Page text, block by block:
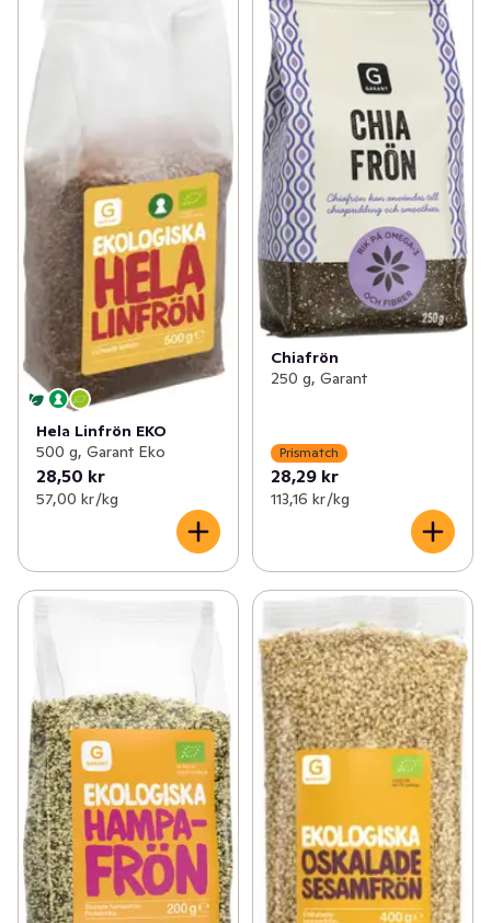
Hela Linfrön EKO
500 g, Garant Eko
28,50 kr
57,00 kr /kg
Chiafrön
250 g, Garant
Prismatch
28,29 kr
113,16 kr /kg